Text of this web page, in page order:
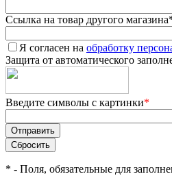
Ссылка на товар другого магазина
Я согласен на обработку
Защита от автоматического
Введите символы с картинки*
* - Поля, обязательные для